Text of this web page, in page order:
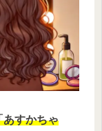
あすかちゃ